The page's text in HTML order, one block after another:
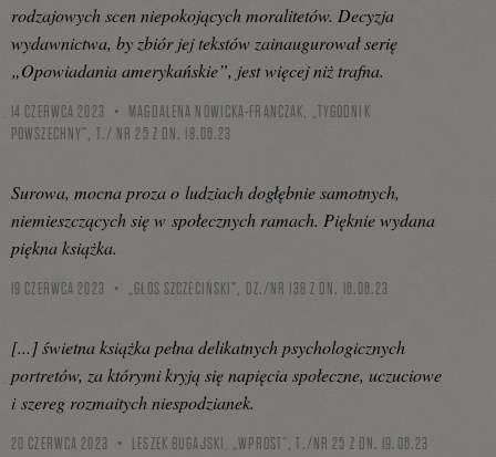
rodzajowych scen niepokojących moralitetów. Decyzja
wydawnictwa, by zbiór jej tekstów zainaugurował serię
„Opowiadania amerykańskie”, jest więcej niż trafna.
14 CZERWCA 2023
MAGDALENA NOWICKA-FRANCZAK, „TYGODNIK
POWSZECHNY”, T./ NR 25 Z DN. 18.06.23
Surowa, mocna proza o ludziach dogłębnie samotnych,
niemieszczących się w społecznych ramach. Pięknie wydana
piękna książka.
19 CZERWCA 2023 „GŁOS SZCZECIŃSKI”, DZ./NR 138 Z DN. 16.06.23
[...] świetna książka pełna delikatnych psychologicznych
portretów, za którymi kryją się napięcia społeczne, uczuciowe
i szereg rozmaitych niespodzianek.
20 CZERWCA 2023 LESZEK BUGAJSKI, „WPROST”, T./NR 25 Z DN. 19.06.23